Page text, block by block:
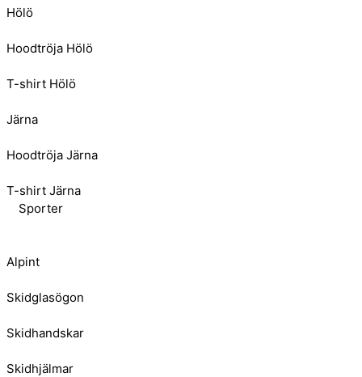
Hölö
Hoodtröja Hölö
T-shirt Hölö
Järna
Hoodtröja Järna
T-shirt Järna
Sporter
Alpint
Skidglasögon
Skidhandskar
Skidhjälmar